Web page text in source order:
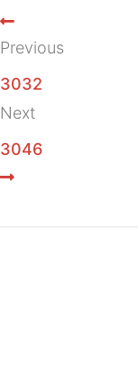
Previous
3032
Next
3046